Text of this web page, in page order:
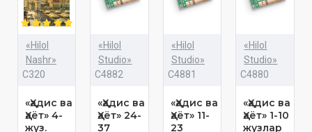
«Hilol
Nashr»
C320
«Ҳадис ва
Ҳаёт» 4-
жуз.
«Hilol
Studio»
C4882
«Ҳадис ва
Ҳаёт» 24-
37
«Hilol
Studio»
C4881
«Ҳадис ва
Ҳаёт» 11-
23
«Hilol
Studio»
C4880
«Ҳадис ва
Ҳаёт» 1-10
жузлар